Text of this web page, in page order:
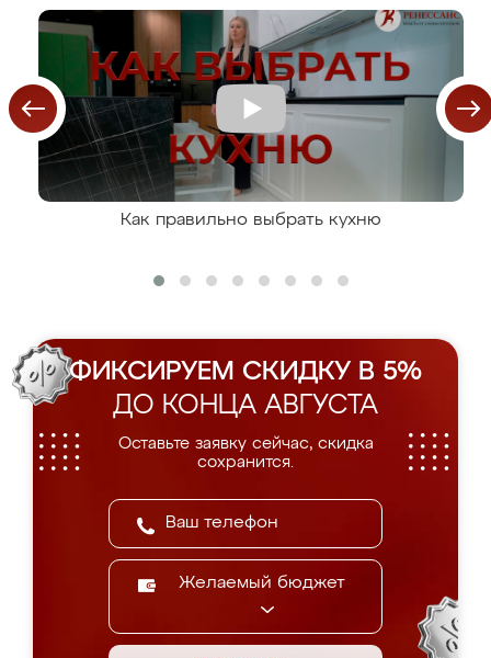
Как правильно выбрать кухню
ФИКСИРУЕМ СКИДКУ В 5%
ДО КОНЦА АВГУСТА
Оставьте заявку сейчас, скидка
сохранится.
Желаемый бюджет